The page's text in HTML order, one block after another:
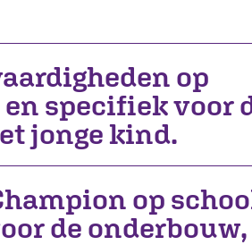
op
specifiek voor
jonge kind.
op
de